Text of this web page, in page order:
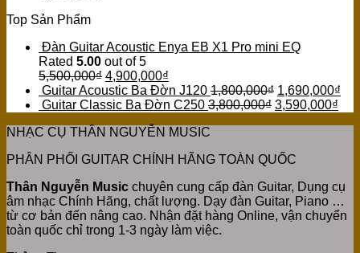
Top Sản Phẩm
Đàn Guitar Acoustic Enya EB X1 Pro mini EQ
Rated 5.00 out of 5
5,500,000₫ 4,900,000₫
Guitar Acoustic Ba Đờn J120 1,800,000₫ 1,690,000₫
Guitar Classic Ba Đờn C250 3,800,000₫ 3,590,000₫
NHẠC CỤ THÂN NGUYỄN MUSIC
PHÂN PHỐI GUITAR CHÍNH HÃNG TOÀN QUỐC
Thân Nguyễn Music chuyên cung cấp đàn Guitar, Dụng cụ
âm nhạc Chính Hãng, chất lượng. Dạy đàn Guitar, Piano …
từ cơ bản đến nâng cao. Nhận đặt hàng Online, vận chuyển
toàn quốc chỉ trong 1-3 ngày làm việc.